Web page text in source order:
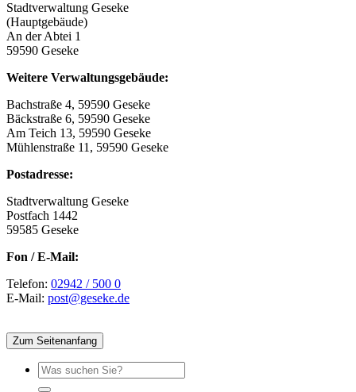
Stadtverwaltung Geseke
(Hauptgebäude)
An der Abtei 1
59590 Geseke
Weitere Verwaltungsgebäude:
Bachstraße 4, 59590 Geseke
Bäckstraße 6, 59590 Geseke
Am Teich 13, 59590 Geseke
Mühlenstraße 11, 59590 Geseke
Postadresse:
Stadtverwaltung Geseke
Postfach 1442
59585 Geseke
Fon / E-Mail:
Telefon: 02942 / 500 0
E-Mail: post@geseke.de
Zum Seitenanfang